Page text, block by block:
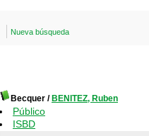
Nueva búsqueda
Becquer / BENITEZ, Ruben
Público
ISBD